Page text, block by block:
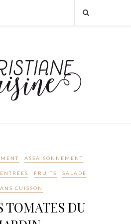
ASSAISONNEMENT
ENTRÉES FRUITS SALADE
CUISSON
TOMATES DU